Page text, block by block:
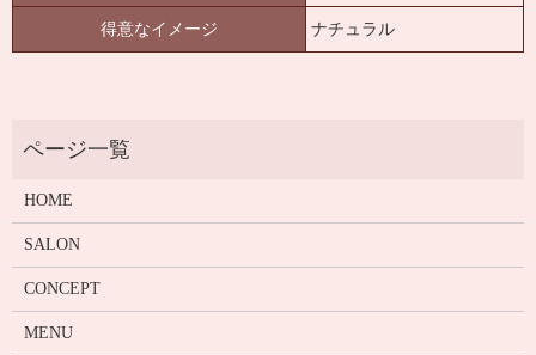
得意なイメージ ナチュラル
HOME
SALON
CONCEPT
MENU